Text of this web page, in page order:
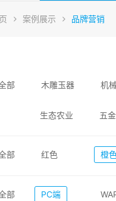
案例展示 品牌营销
部 木雕玉器 机
生态农业 五
部 红色 橙
部 PC端